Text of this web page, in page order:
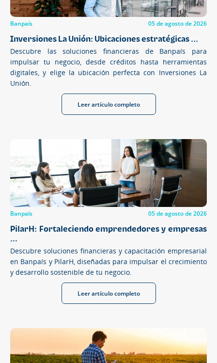
Banpaís 05 de agosto de 2026
Inversiones La Unión: Ubicaciones estratégicas ...
Descubre las soluciones financieras de Banpaís para
impulsar tu negocio, desde créditos hasta herramientas
digitales, y elige la ubicación perfecta con Inversiones La
Unión.
Leer artículo completo
Banpaís 05 de agosto de 2026
PilarH: Fortaleciendo emprendedores y empresas
...
Descubre soluciones financieras y capacitación empresarial
en Banpaís y PilarH, diseñadas para impulsar el crecimiento
y desarrollo sostenible de tu negocio.
Leer artículo completo